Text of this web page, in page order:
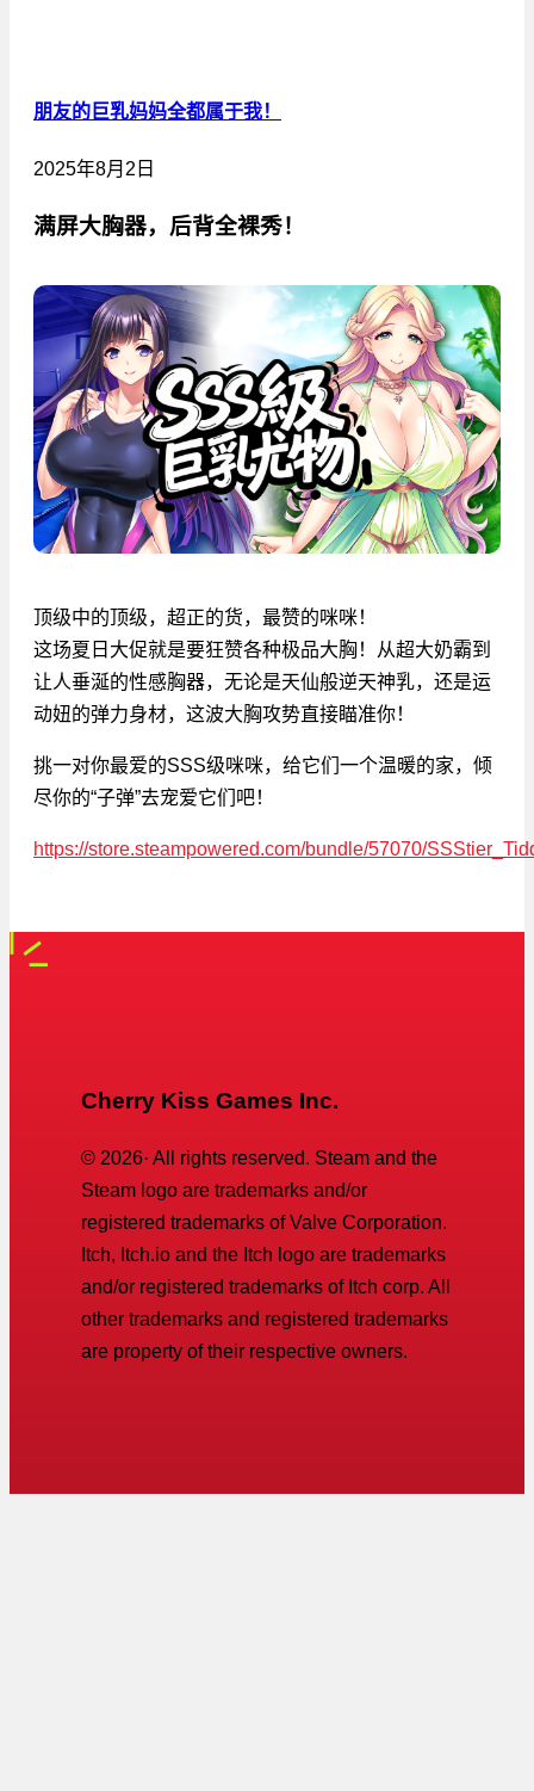
朋友的巨乳妈妈全都属于我！
2025年8月2日
满屏大胸器，后背全裸秀！
顶级中的顶级，超正的货，最赞的咪咪！
这场夏日大促就是要狂赞各种极品大胸！从超大奶霸到
让人垂涎的性感胸器，无论是天仙般逆天神乳，还是运
动妞的弹力身材，这波大胸攻势直接瞄准你！
挑一对你最爱的SSS级咪咪，给它们一个温暖的家，倾
尽你的“子弹”去宠爱它们吧！
https://store.steampowered.com/bundle/57070/
Cherry Kiss Games Inc.
© 2026· All rights reserved. Steam and the
Steam logo are trademarks and/or
registered trademarks of Valve Corporation.
Itch, Itch.io and the Itch logo are trademarks
and/or registered trademarks of Itch corp. All
other trademarks and registered trademarks
are property of their respective owners.